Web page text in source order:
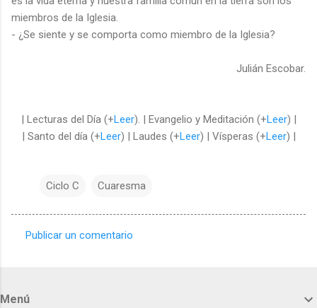
miembros de la Iglesia.
- ¿Se siente y se comporta como miembro de la Iglesia?
Julián Escobar.
| Lecturas del Día (+Leer). | Evangelio y Meditación (+Leer) |
| Santo del día (+Leer) | Laudes (+Leer) | Vísperas (+Leer) |
Ciclo C Cuaresma
Publicar un comentario
Menú